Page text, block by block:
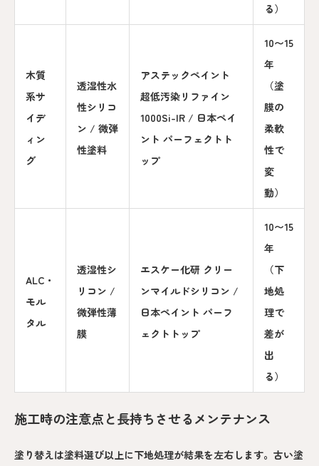
る）
木質
系サ
イデ
ィン
グ
透湿性水
性シリコ
ン / 微弾
性塗料
アステックペイント
超低汚染リファイン
1000Si-IR / 日本ペイ
ント パーフェクトト
ップ
10〜15
年
（塗
膜の
柔軟
性で
変
動）
ALC・
モル
タル
透湿性シ
リコン /
微弾性薄
膜
エスケー化研 クリー
ンマイルドシリコン /
日本ペイント パーフ
ェクトトップ
10〜15
年
（下
地処
理で
差が
出
る）
施工時の注意点と長持ちさせるメンテナンス
塗り替えは塗料選び以上に下地処理が結果を左右します。古い塗